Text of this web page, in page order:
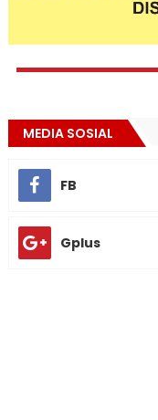
MEDIA SOSIAL
FB
Gplus